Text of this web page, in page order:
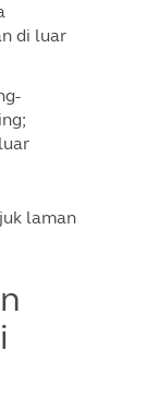
di luar
laman